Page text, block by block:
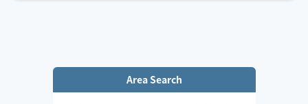
Area Search